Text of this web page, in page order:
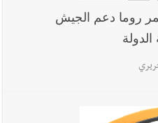
روما دعم الجيش